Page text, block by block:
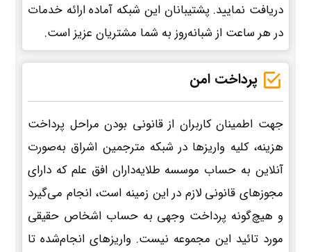
دریافت نمایید. پشتیبانان این شبکه آماده ارائه خدمات
در هر ساعت از شبانه‌روز به شما مشتریان عزیز است.
پرداخت امن
جهت اطمینان کاربران از قانونی بودن مراحل پرداخت
هزینه، کلیه واریزها در شبکه مترجمین اشراق به‌صورت
آنلاین به حساب موسسه طلایه‌داران افق علم که دارای
مجوزهای قانونی لازم در این زمینه است، انجام می‌گیرد
و هیچ‌گونه پرداخت وجهی به حساب اشخاص حقیقی
مورد تائید این مجموعه نیست. واریزهای انجام‌شده تا